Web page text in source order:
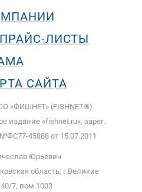
ПРАЙС-ЛИСТЫ
САЙТА
«ФИШНЕТ» (FISHNET®)
издание «fishnet.ru», зарег.
45888 от 15.07.2011
Юрьевич
область, г.Великие
7, пом.1003